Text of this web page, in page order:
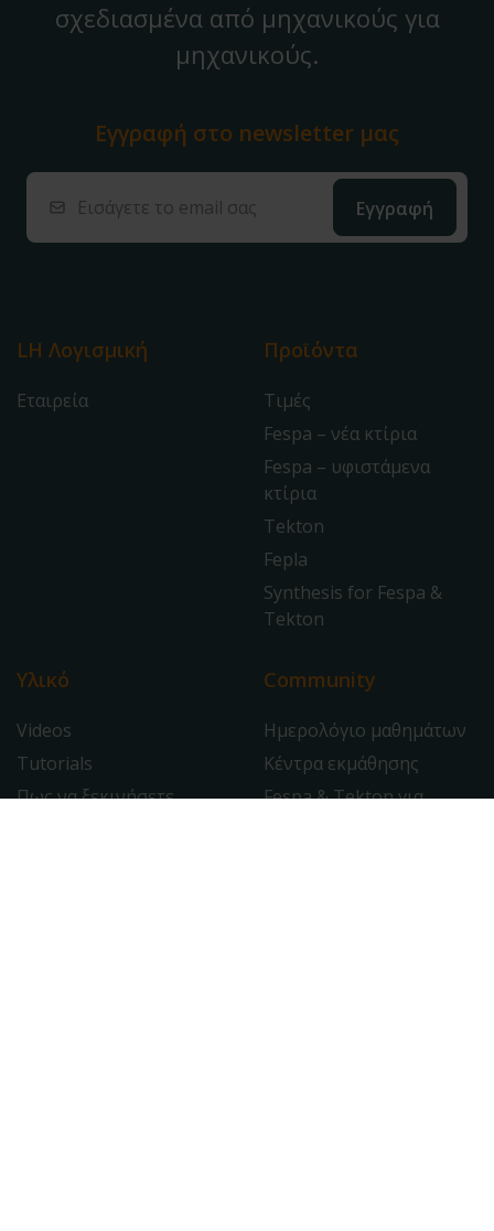
σχεδιασμένα από μηχανικούς για
μηχανικούς.
LH Λογισμική
Εταιρεία
Προϊόντα
Τιμές
Fespa – νέα κτίρια
Fespa – υφιστάμενα
κτίρια
Tekton
Fepla
Synthesis for Fespa &
Tekton
Υλικό
Videos
Tutorials
Πως να ξεκινήσετε
Community
Ημερολόγιο μαθημάτων
Κέντρα εκμάθησης
Fespa & Tekton για
Εγγραφή στο newsletter μας